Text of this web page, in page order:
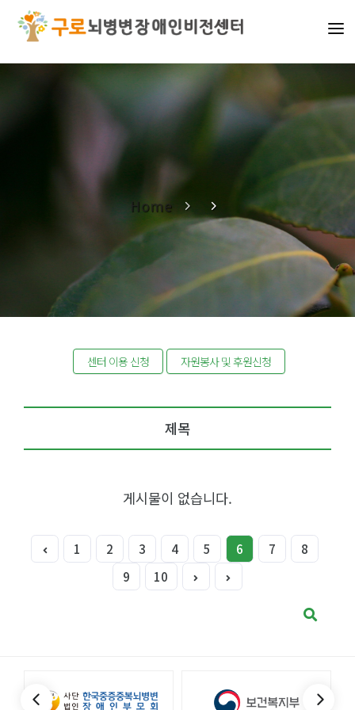
기관소개
Home
센터 이용 신청 자원봉사 및 후원신청
제목
게시물이 없습니다.
1 2 3 4 5 6 7
8
9
10